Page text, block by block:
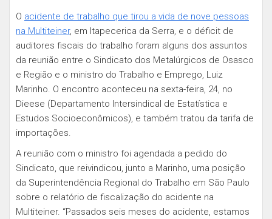
O acidente de trabalho que tirou a vida de nove pessoas
na Multiteiner, em Itapecerica da Serra, e o déficit de
auditores fiscais do trabalho foram alguns dos assuntos
da reunião entre o Sindicato dos Metalúrgicos de Osasco
e Região e o ministro do Trabalho e Emprego, Luiz
Marinho. O encontro aconteceu na sexta-feira, 24, no
Dieese (Departamento Intersindical de Estatística e
Estudos Socioeconômicos), e também tratou da tarifa de
importações.
A reunião com o ministro foi agendada a pedido do
Sindicato, que reivindicou, junto a Marinho, uma posição
da Superintendência Regional do Trabalho em São Paulo
sobre o relatório de fiscalização do acidente na
Multiteiner. “Passados seis meses do acidente, estamos